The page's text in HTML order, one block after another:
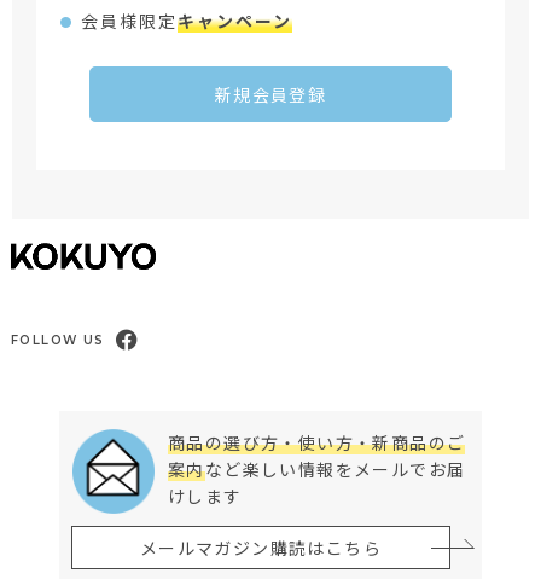
会員様限定キャンペーン
新規会員登録
FOLLOW US
商品の選び方・使い方・新商品のご
案内など楽しい情報をメールでお届
けします
メールマガジン購読はこちら